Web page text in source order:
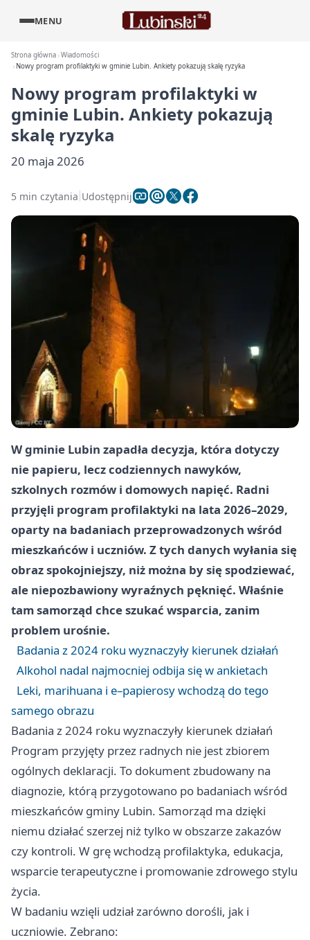
MENU
Strona główna Wiadomości
Nowy program profilaktyki w gminie Lubin. Ankiety pokazują skalę ryzyka
Nowy program profilaktyki w
gminie Lubin. Ankiety pokazują
skalę ryzyka
20 maja 2026
5 min czytania Udostępnij
W gminie Lubin zapadła decyzja, która dotyczy
nie papieru, lecz codziennych nawyków,
szkolnych rozmów i domowych napięć. Radni
przyjęli program profilaktyki na lata 2026–2029,
oparty na badaniach przeprowadzonych wśród
mieszkańców i uczniów. Z tych danych wyłania się
obraz spokojniejszy, niż można by się spodziewać,
ale niepozbawiony wyraźnych pęknięć. Właśnie
tam samorząd chce szukać wsparcia, zanim
problem urośnie.
Badania z 2024 roku wyznaczyły kierunek działań
Alkohol nadal najmocniej odbija się w ankietach
Leki, marihuana i e–papierosy wchodzą do tego
samego obrazu
Badania z 2024 roku wyznaczyły kierunek działań
Program przyjęty przez radnych nie jest zbiorem
ogólnych deklaracji. To dokument zbudowany na
diagnozie, którą przygotowano po badaniach wśród
mieszkańców gminy Lubin. Samorząd ma dzięki
niemu działać szerzej niż tylko w obszarze zakazów
czy kontroli. W grę wchodzą profilaktyka, edukacja,
wsparcie terapeutyczne i promowanie zdrowego stylu
życia.
W badaniu wzięli udział zarówno dorośli, jak i
uczniowie. Zebrano: